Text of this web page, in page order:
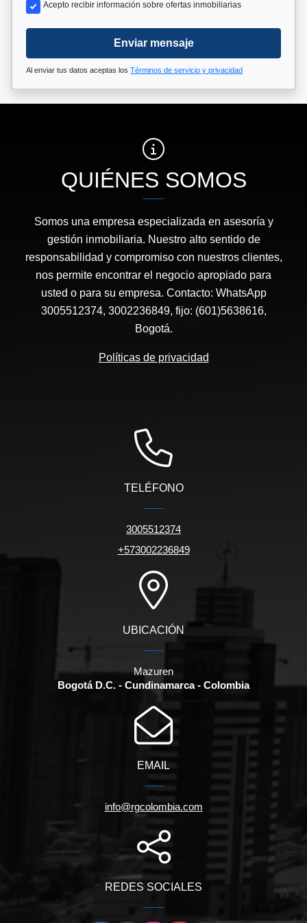
Acepto recibir información sobre ofertas inmobiliarias
Enviar mensaje
Al enviar tus datos aceptas los Términos de servicio y privacidad
QUIÉNES SOMOS
Somos una empresa especializada en asesoría y
gestión inmobiliaria. Nuestro alto sentido de
responsabilidad y compromiso con nuestros clientes,
nos permite encontrar el negocio apropiado para
usted o para su empresa. Contacto: WhatsApp
3005512374, 3002236849, fijo: (601)5638616,
Bogotá.
Políticas de privacidad
TELÉFONO
3005512374
+573002236849
UBICACIÓN
Mazuren
Bogotá D.C. - Cundinamarca - Colombia
EMAIL
info@rgcolombia.com
REDES SOCIALES